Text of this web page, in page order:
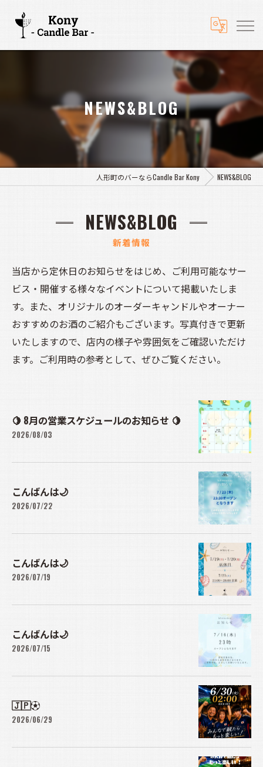
NEWS&BLOG
人形町のバーならCandle Bar Kony NEWS&BLOG
NEWS&BLOG
新着情報
当店から定休日のお知らせをはじめ、ご利用可能なサー
ビス・開催する様々なイベントについて掲載いたしま
す。また、オリジナルのオーダーキャンドルやオーナー
おすすめのお酒のご紹介もございます。写真付きで更新
いたしますので、店内の様子や雰囲気をご確認いただけ
ます。ご利用時の参考として、ぜひご覧ください。
🍋 8月の営業スケジュールのお知らせ 🍋
2026/08/03
こんばんは🌙
2026/07/22
こんばんは🌙
2026/07/19
こんばんは🌙
2026/07/15
🇯🇵⚽
2026/06/29